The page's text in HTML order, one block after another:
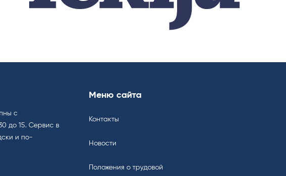
с
до 15. Cервис в
и по-
Меню сайта
Контакты
Новости
Положения о трудовой